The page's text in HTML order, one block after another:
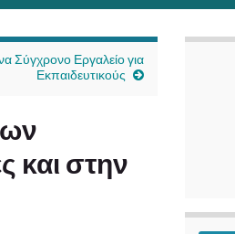
Σύγχρονο Εργαλείο για
Εκπαιδευτικούς
και στην